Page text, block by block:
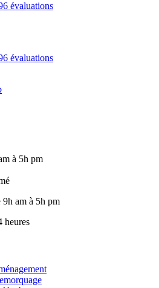
évaluations
évaluations
à 5h pm
am à 5h pm
heures